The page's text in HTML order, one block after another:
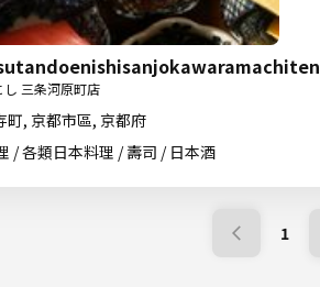
三条河原町店
町, 京都市區, 京都府
/ 各類日本料理 / 壽司 / 日本酒
1